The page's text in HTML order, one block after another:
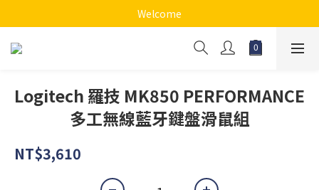
Welcome
Logitech 羅技 MK850 PERFORMANCE
多工無線藍牙鍵盤滑鼠組
NT$3,610